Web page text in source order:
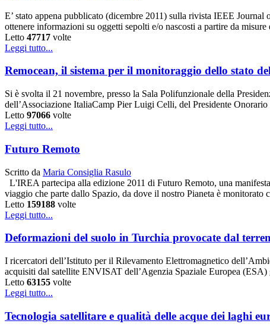
E’ stato appena pubblicato (dicembre 2011) sulla rivista IEEE
ottenere informazioni su oggetti sepolti e/o nascosti a partire da
Letto 47717 volte
Leggi tutto...
Remocean, il sistema per il monitoraggio dello stato
Si è svolta il 21 novembre, presso la Sala Polifunzionale della
dell’Associazione ItaliaCamp Pier Luigi Celli, del Presidente
Letto 97066 volte
Leggi tutto...
Futuro Remoto
Scritto da Maria Consiglia Rasulo
L'IREA partecipa alla edizione 2011 di Futuro Remoto, una
viaggio che parte dallo Spazio, da dove il nostro Pianeta è
Letto 159188 volte
Leggi tutto...
Deformazioni del suolo in Turchia provocate dal
I ricercatori dell’Istituto per il Rilevamento Elettromagnetico
acquisiti dal satellite ENVISAT dell’Agenzia Spaziale Europea
Letto 63155 volte
Leggi tutto...
Tecnologia satellitare e qualità delle acque dei laghi